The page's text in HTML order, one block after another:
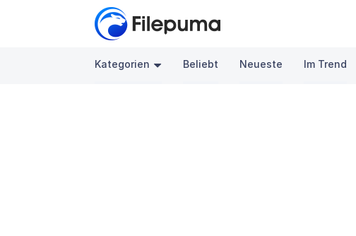
Kategorien Beliebt Neueste Im Trend